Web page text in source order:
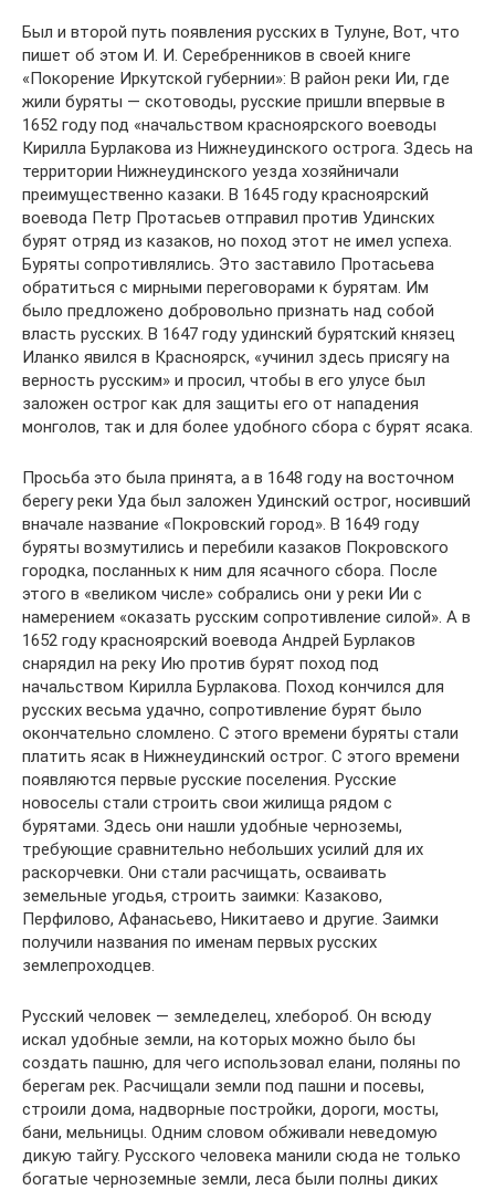
Был и второй путь появления русских в Тулуне, Вот, что
пишет об этом И. И. Серебренников в своей книге
«Покорение Иркутской губернии»: В район реки Ии, где
жили буряты — скотоводы, русские пришли впервые в
1652 году под «начальством красноярского воеводы
Кирилла Бурлакова из Нижнеудинского острога. Здесь на
территории Нижнеудинского уезда хозяйничали
преимущественно казаки. В 1645 году красноярский
воевода Петр Протасьев отправил против Удинских
бурят отряд из казаков, но поход этот не имел успеха.
Буряты сопротивлялись. Это заставило Протасьева
обратиться с мирными переговорами к бурятам. Им
было предложено добровольно признать над собой
власть русских. В 1647 году удинский бурятский князец
Иланко явился в Красноярск, «учинил здесь присягу на
верность русским» и просил, чтобы в его улусе был
заложен острог как для защиты его от нападения
монголов, так и для более удобного сбора с бурят ясака.
Просьба это была принята, а в 1648 году на восточном
берегу реки Уда был заложен Удинский острог, носивший
вначале название «Покровский город». В 1649 году
буряты возмутились и перебили казаков Покровского
городка, посланных к ним для ясачного сбора. После
этого в «великом числе» собрались они у реки Ии с
намерением «оказать русским сопротивление силой». А в
1652 году красноярский воевода Андрей Бурлаков
снарядил на реку Ию против бурят поход под
начальством Кирилла Бурлакова. Поход кончился для
русских весьма удачно, сопротивление бурят было
окончательно сломлено. С этого времени буряты стали
платить ясак в Нижнеудинский острог. С этого времени
появляются первые русские поселения. Русские
новоселы стали строить свои жилища рядом с
бурятами. Здесь они нашли удобные черноземы,
требующие сравнительно небольших усилий для их
раскорчевки. Они стали расчищать, осваивать
земельные угодья, строить заимки: Казаково,
Перфилово, Афанасьево, Никитаево и другие. Заимки
получили названия по именам первых русских
землепроходцев.
Русский человек — земледелец, хлебороб. Он всюду
искал удобные земли, на которых можно было бы
создать пашню, для чего использовал елани, поляны по
берегам рек. Расчищали земли под пашни и посевы,
строили дома, надворные постройки, дороги, мосты,
бани, мельницы. Одним словом обживали неведомую
дикую тайгу. Русского человека манили сюда не только
богатые черноземные земли, леса были полны диких